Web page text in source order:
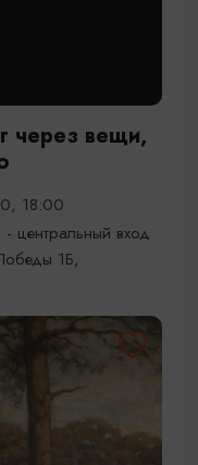
через вещи,
18:00
центральный вход
1Б,